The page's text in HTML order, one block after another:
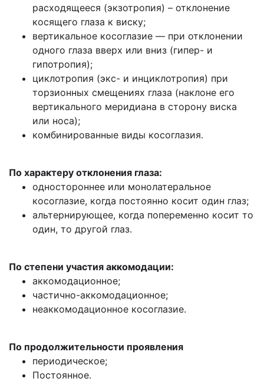
расходящееся (экзотропия) – отклонение
косящего глаза к виску;
вертикальное косоглазие — при отклонении
одного глаза вверх или вниз (гипер- и
гипотропия);
циклотропия (экс- и инциклотропия) при
торзионных смещениях глаза (наклоне его
вертикального меридиана в сторону виска
или носа);
комбинированные виды косоглазия.
По характеру отклонения глаза:
одностороннее или монолатеральное
косоглазие, когда постоянно косит один глаз;
альтернирующее, когда попеременно косит то
один, то другой глаз.
По степени участия аккомодации:
аккомодационное;
частично-аккомодационное;
неаккомодационное косоглазие.
По продолжительности проявления
периодическое;
Постоянное.